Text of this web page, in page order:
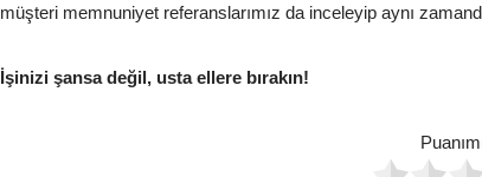
müşteri memnuniyet referanslarımız da inceleyip aynı
İşinizi şansa değil, usta ellere bırakın!